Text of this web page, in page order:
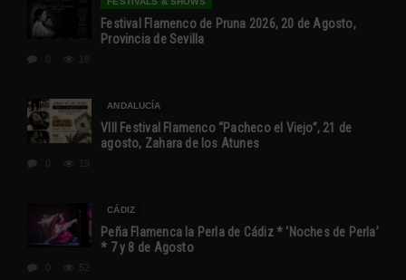
Festival Flamenco de Pruna 2026, 20 de Agosto,
Provincia de Sevilla
18
ANDALUCÍA
VIII Festival Flamenco “Pacheco el Viejo”, 21 de
agosto, Zahara de los Atunes
CÁDIZ
Peña Flamenca la Perla de Cádiz * ‘Noches de Perla’
* 7 y 8 de Agosto
52